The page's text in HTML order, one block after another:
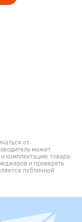
от
может
комплектацию товара.
и проверять
публичной